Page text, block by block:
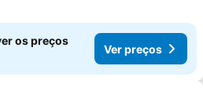
os preços
Ver preços